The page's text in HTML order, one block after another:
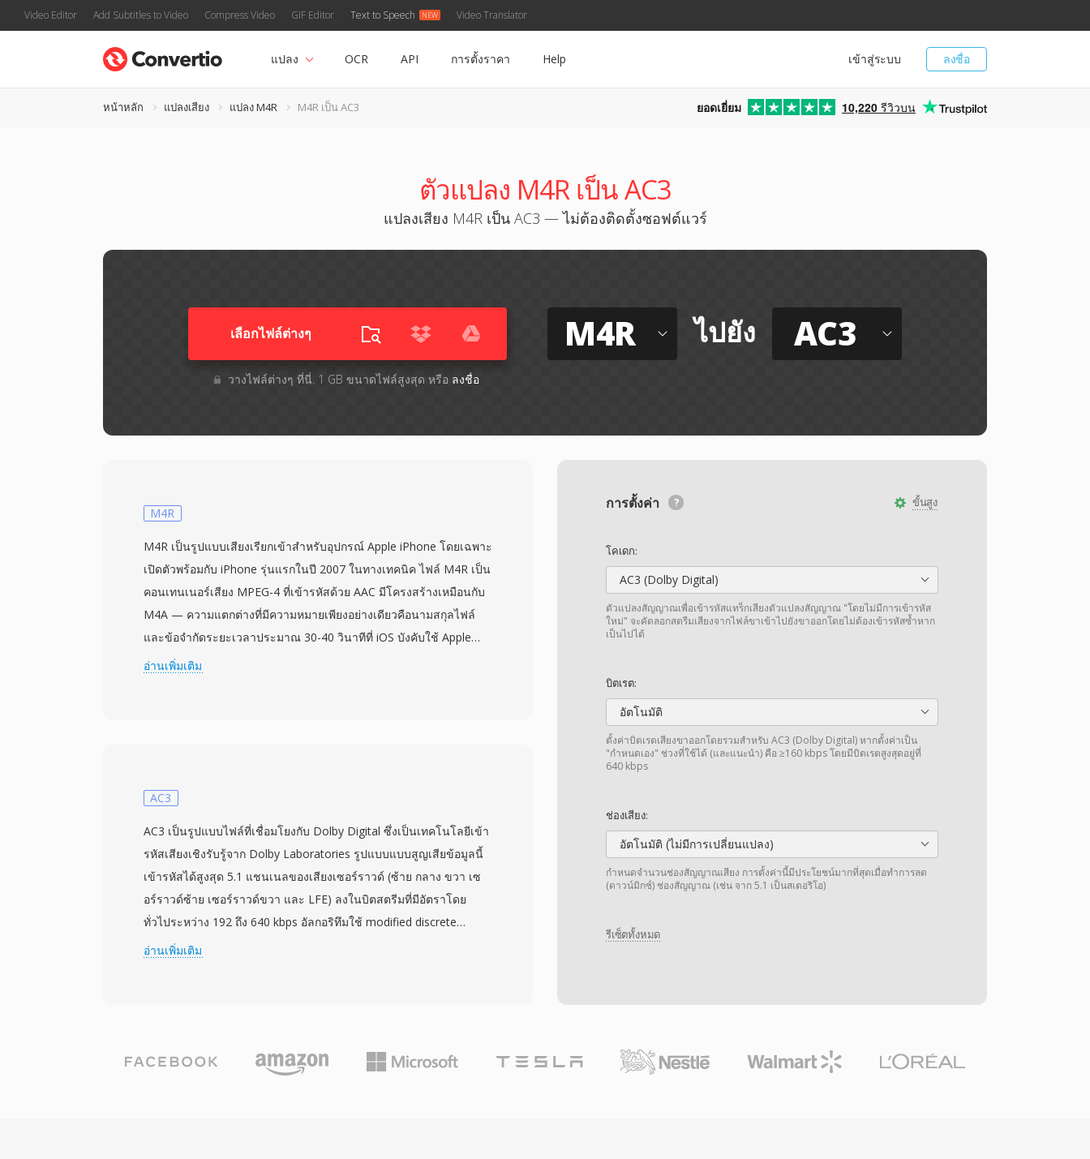
Video Editor Add Subtitles to Video Compress Video GIF Editor Text to Speech Video Translator
ลงชื่อ
เข้าสู่ระบบ
แปลง OCR API การตั้งราคา Help
หน้าหลัก แปลงเสียง แปลง M4R M4R เป็น AC3 ยอดเยี่ยม 10,220 รีวิวบน
ตัวแปลง M4R เป็น AC3
แปลงเสียง M4R เป็น AC3 — ไม่ต้องติดตั้งซอฟต์แวร์
เลือกไฟล์ต่างๆ​
วางไฟล์ต่างๆ​ ที่นี่. 1 GB ขนาดไฟล์สูงสุด หรือ ลงชื่อ
M4R ไปยัง AC3
ขั้นสูง
การตั้งค่า
โคเดก:
AC3 (Dolby Digital)
ตัวแปลงสัญญาณเพื่อเข้ารหัสแทร็กเสียงตัวแปลงสัญญาณ "โดยไม่มีการเข้ารหัส
ใหม่" จะคัดลอกสตรีมเสียงจากไฟล์ขาเข้าไปยังขาออกโดยไม่ต้องเข้ารหัสซ้ำหาก
เป็นไปได้
บิตเรต:
อัตโนมัติ
ตั้งค่าบิตเรตเสียงขาออกโดยรวมสำหรับ AC3 (Dolby Digital) หากตั้งค่าเป็น
"กำหนดเอง" ช่วงที่ใช้ได้ (และแนะนำ) คือ ≥160 kbps โดยมีบิตเรตสูงสุดอยู่ที่
640 kbps
ช่องเสียง:
อัตโนมัติ (ไม่มีการเปลี่ยนแปลง)
กำหนดจำนวนช่องสัญญาณเสียง การตั้งค่านี้มีประโยชน์มากที่สุดเมื่อทำการลด
(ดาวน์มิกซ์) ช่องสัญญาณ (เช่น จาก 5.1 เป็นสเตอริโอ)
รีเซ็ตทั้งหมด
M4R
M4R เป็นรูปแบบเสียงเรียกเข้าสำหรับอุปกรณ์ Apple iPhone โดยเฉพาะ
เปิดตัวพร้อมกับ iPhone รุ่นแรกในปี 2007 ในทางเทคนิค ไฟล์ M4R เป็น
คอนเทนเนอร์เสียง MPEG-4 ที่เข้ารหัสด้วย AAC มีโครงสร้างเหมือนกับ
M4A — ความแตกต่างที่มีความหมายเพียงอย่างเดียวคือนามสกุลไฟล์
และข้อจำกัดระยะเวลาประมาณ 30-40 วินาทีที่ iOS บังคับใช้ Apple
เลือกวิธีนี้เพื่อให้โครงสร้างพื้นฐานตัวเข้ารหัส AAC ที่มีอยู่สามารถผลิต
เวิร์กโฟลว์ในตัว และเครื่องมือจากบุคคลที่สามอย่าง Audacity ก็จัดการ
การตั้งค่า iOS สำหรับการโทร นาฬิกาปลุก และการแจ้งเตือนรายผู้ติดต่อ
ข้อดีในทางปฏิบัติ ได้แก่ การปรับใช้กับ iPhone ใดก็ได้อย่างง่ายดายผ่าน
การซิงก์ iTunes หรือ AirDrop การเล่นคุณภาพสูงจากตัวแปลงสัญญาณ
AAC แม้ไฟล์มีขนาดเล็ก และความสามารถในการกำหนดเสียงเรียกเข้า
เฉพาะให้กับผู้ติดต่อแต่ละคนเพื่อระบุตัวผู้โทรได้ทันที
อ่านเพิ่มเติม
AC3
AC3 เป็นรูปแบบไฟล์ที่เชื่อมโยงกับ Dolby Digital ซึ่งเป็นเทคโนโลยีเข้า
รหัสเสียงเชิงรับรู้จาก Dolby Laboratories รูปแบบแบบสูญเสียข้อมูลนี้
เข้ารหัสได้สูงสุด 5.1 แชนเนลของเสียงเซอร์ราวด์ (ซ้าย กลาง ขวา เซ
อร์ราวด์ซ้าย เซอร์ราวด์ขวา และ LFE) ลงในบิตสตรีมที่มีอัตราโดย
ทั่วไประหว่าง 192 ถึง 640 kbps อัลกอริทึมใช้ modified discrete
cosine transform ร่วมกับการวิเคราะห์จิตอะคูสติกเพื่อตัดข้อมูลเสียงที่
สามารถเสียงเซอร์ราวด์หลายแชนเนลที่นำเสียงเชิงพื้นที่แบบโรง
ภาพยนตร์มาสู่ระบบโฮมเธียเตอร์ รูปแบบนี้ยังรักษาความชัดเจนของบท
อ่านเพิ่มเติม